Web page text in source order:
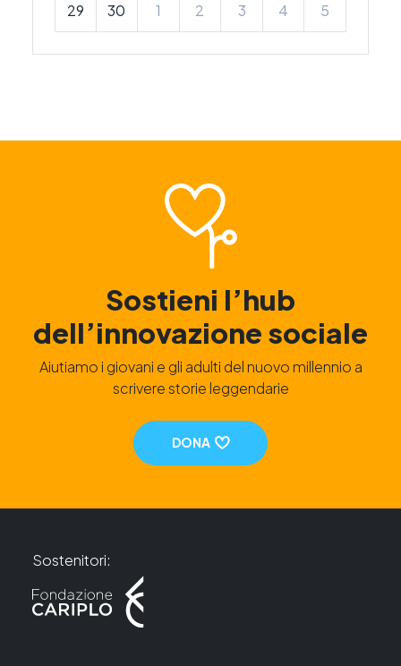
29 30 1 2 3 4 5
Sostieni l’hub
dell’innovazione sociale
Aiutiamo i giovani e gli adulti del nuovo millennio a
scrivere storie leggendarie
DONA
Sostenitori: